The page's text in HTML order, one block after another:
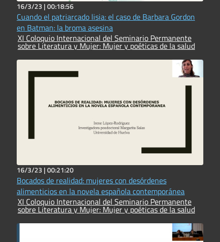
16/3/23 |00:18:56
Cuando el patriarcado lisia: el caso de Barbara Gordon
en Batman: la broma asesina
XI Coloquio Internacional del Seminario Permanente
sobre Literatura y Mujer: Mujer y poéticas de la salud
16/3/23 |00:21:20
Bocados de realidad: mujeres con desórdenes
alimenticios en la novela española contemporánea
XI Coloquio Internacional del Seminario Permanente
sobre Literatura y Mujer: Mujer y poéticas de la salud